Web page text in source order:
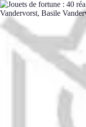
Toner Écologique
Environnement
d'achatChoix et
Toner Écologique